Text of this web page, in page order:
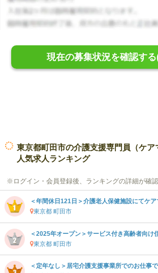
現在の募集状況を確認す
東京都町田市の介護支援専門員（ケア
人気求人ランキング
※ログイン・会員登録後、ランキングの詳細が確
東京都 町田市
東京都 町田市
＜定年なし＞居宅介護支援事業所でのお仕事